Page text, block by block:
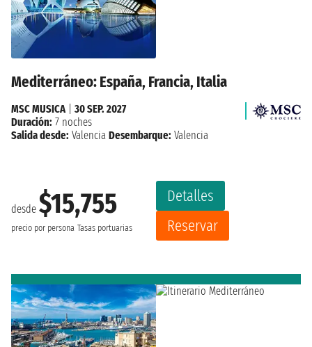
Mediterráneo: España, Francia, Italia
desde $15,755
precio por persona Tasas portuarias
Detalles
Reservar
MSC MUSICA| 30 SEP. 2027
Duración: 7 noches
Salida desde: Valencia Desembarque: Valencia